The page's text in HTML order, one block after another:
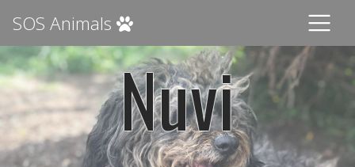
SOS Animals
Nuvi